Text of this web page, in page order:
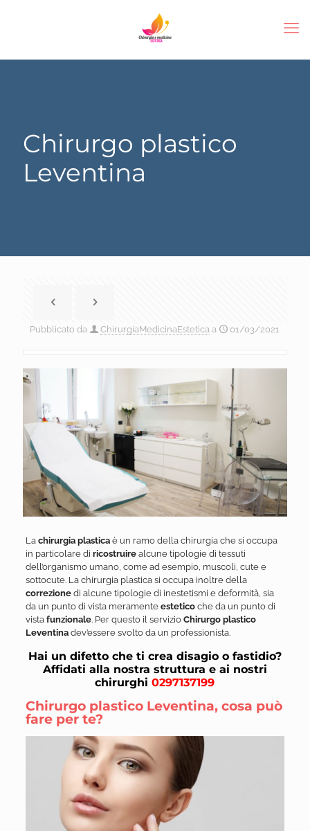
Chirurgo plastico
Leventina
Pubblicato da ChirurgiaMedicinaEstetica a 01/03/2021
La chirurgia plasticaè un ramo della chirurgia che si occupa
in particolare di ricostruirealcune tipologie di tessuti
dell’organismo umano, come ad esempio, muscoli, cute e
sottocute. La chirurgia plastica si occupa inoltre della
correzionedi alcune tipologie di inestetismi e deformità, sia
da un punto di vista meramente esteticoche da un punto di
vista funzionale. Per questo il servizio Chirurgo plastico
Leventinadev’essere svolto da un professionista.
Hai un difetto che ti crea disagio o fastidio?
Affidati alla nostra struttura e ai nostri
chirurghi0297137199
Chirurgo plastico Leventina, cosa può
fare per te?